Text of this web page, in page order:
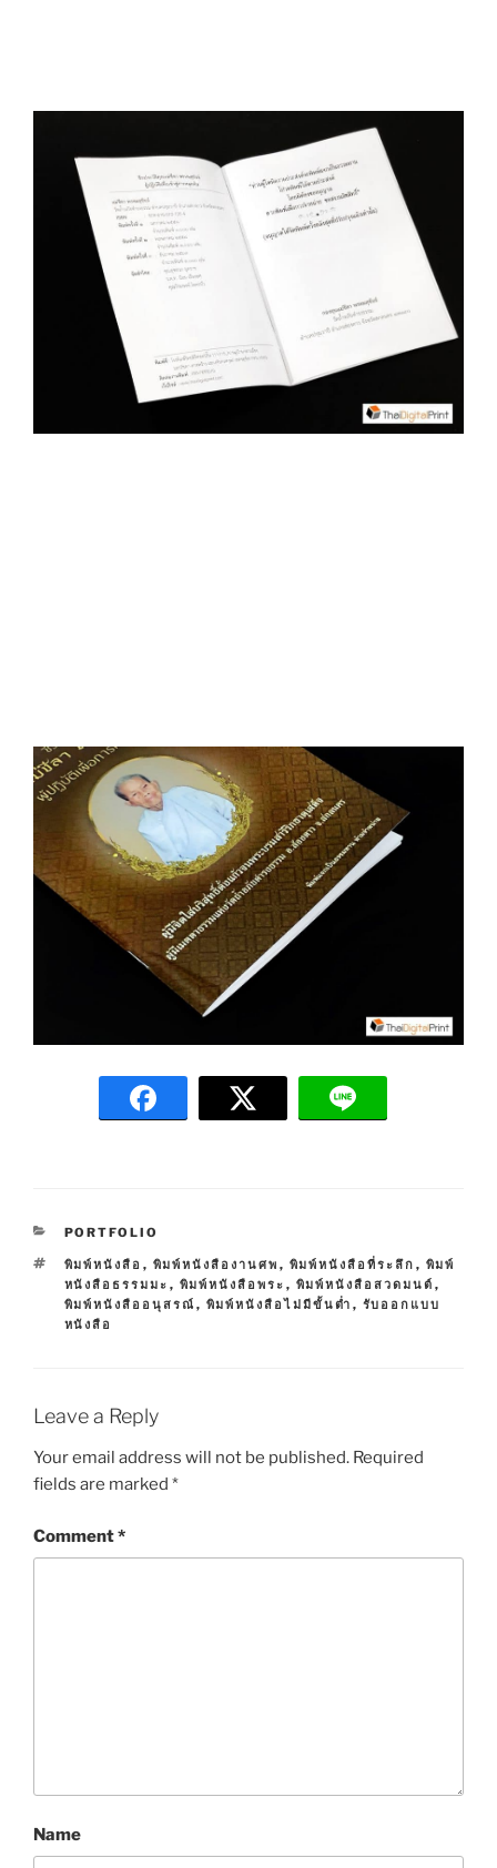
C
T
E
G
O
S
PORTFOLIO
T
A
G
S
พิมพ์หนังสือ , พิมพ์หนังสืองานศพ , พิมพ์หนังสือที่ระลึก , พิมพ์
หนังสือธรรมมะ , พิมพ์หนังสือพระ , พิมพ์หนังสือสวดมนต์ ,
พิมพ์หนังสืออนุสรณ์, พิมพ์หนังสือไม่มีขั้นต่ำ , รับออกแบบ
หนังสือ
Leave a Reply
Your email address will not be published. Required
fields are marked *
Comment*
Name